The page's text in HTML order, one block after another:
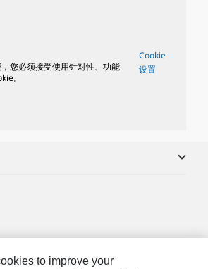
您必须接受使用针对性、功能
。
Cookie
设置
to improve your